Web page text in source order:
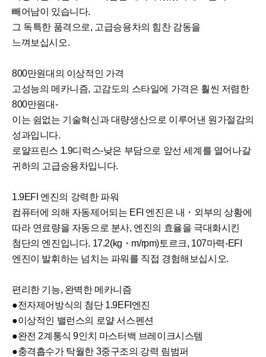
빼어남이 있습니다.
그 독특한 품격으로, 고급승용차의 힘찬 감동을
느껴보십시오.
800만원대의 이상적인 가격
고성능의 메카니즘, 고감도의 스타일에 가격은 훨씬 저렴한
800만원대-
이는 쉼없는 기술혁신과 대량생산으로 이루어낸 원가절감의
성과입니다.
로얄프린스 1.9디럭스-낮은 부담으로 앞선 세계를 열어나갈
귀하의 고급승용차입니다.
1.9EFI 엔진의 강력한 파워
컴퓨터에 의해 자동제어되는 EFI 엔진은 내・외부의 상황에
따라 연료량을 자동으로 분사, 엔진의 효율을 극대화시킨
첨단의 엔진입니다. 17.2(kg・m/rpm)토르크, 107마력-EFI
엔진이 발휘하는 넘치는 파워를 직접 경험해보십시오.
편리한 기능, 완벽한 메카니즘
●전자제어방식의 첨단 1.9EFI엔진
●이상적인 밸런스의 로얄 서스펜션
●완전 2계통식 9인치 마스터백 브레이크시스템
●충격흡수가 탁월한 3중구조의 강력 림범퍼